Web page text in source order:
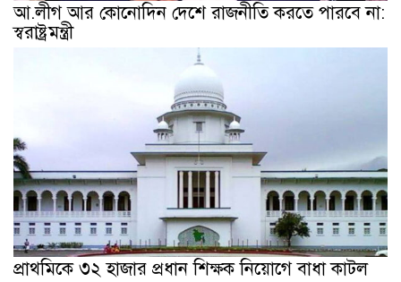
আ.লীগ আর কোনোদিন দেশে রাজনীতি করতে পারবে না:
স্বরাষ্ট্রমন্ত্রী
প্রাথমিকে ৩২ হাজার প্রধান শিক্ষক নিয়োগে বাধা কাটল